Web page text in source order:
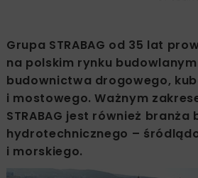
Grupa STRABAG od 35 lat
na polskim rynku
budownictwa drogowego,
i mostowego. Ważnym
STRABAG jest również
hydrotechnicznego –
i morskiego.